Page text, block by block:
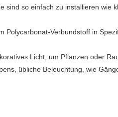
sind so einfach zu installieren
Polycarbonat-Verbundstoff in
Licht, um Pflanzen oder
übliche Beleuchtung, wie